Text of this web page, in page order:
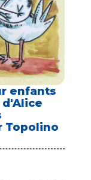
enfants
Topolino